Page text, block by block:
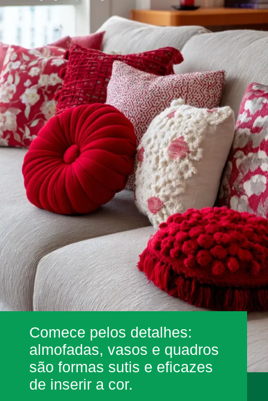
Comece pelos detalhes:
almofadas, vasos e quadros
são formas sutis e eficazes
de inserir a cor.